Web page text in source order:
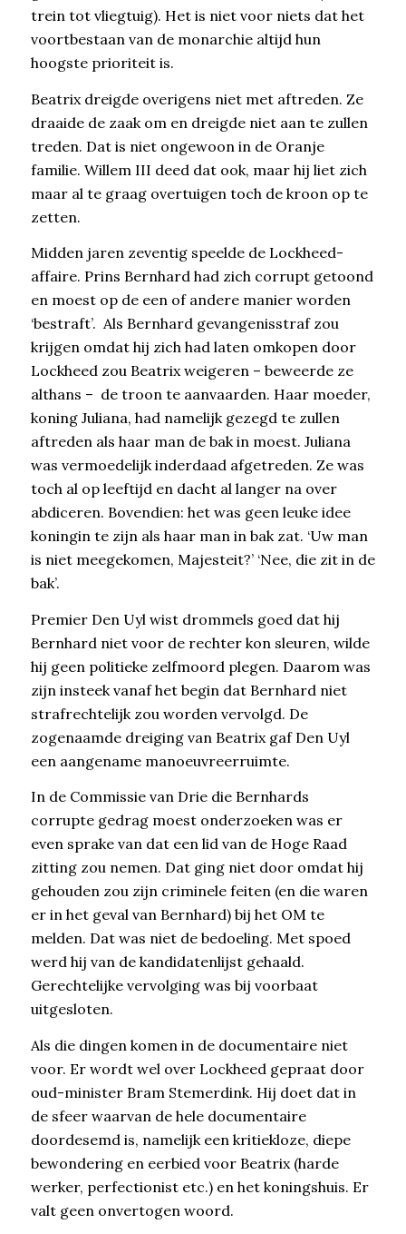
trein tot vliegtuig). Het is niet voor niets dat het
voortbestaan van de monarchie altijd hun
hoogste prioriteit is.
Beatrix dreigde overigens niet met aftreden. Ze
draaide de zaak om en dreigde niet aan te zullen
treden. Dat is niet ongewoon in de Oranje
familie. Willem III deed dat ook, maar hij liet zich
maar al te graag overtuigen toch de kroon op te
zetten.
Midden jaren zeventig speelde de Lockheed-
affaire. Prins Bernhard had zich corrupt getoond
en moest op de een of andere manier worden
‘bestraft’. Als Bernhard gevangenisstraf zou
krijgen omdat hij zich had laten omkopen door
Lockheed zou Beatrix weigeren – beweerde ze
althans – de troon te aanvaarden. Haar moeder,
koning Juliana, had namelijk gezegd te zullen
aftreden als haar man de bak in moest. Juliana
was vermoedelijk inderdaad afgetreden. Ze was
toch al op leeftijd en dacht al langer na over
abdiceren. Bovendien: het was geen leuke idee
koningin te zijn als haar man in bak zat. ‘Uw man
is niet meegekomen, Majesteit?’ ‘Nee, die zit in de
bak’.
Premier Den Uyl wist drommels goed dat hij
Bernhard niet voor de rechter kon sleuren, wilde
hij geen politieke zelfmoord plegen. Daarom was
zijn insteek vanaf het begin dat Bernhard niet
strafrechtelijk zou worden vervolgd. De
zogenaamde dreiging van Beatrix gaf Den Uyl
een aangename manoeuvreerruimte.
In de Commissie van Drie die Bernhards
corrupte gedrag moest onderzoeken was er
even sprake van dat een lid van de Hoge Raad
zitting zou nemen. Dat ging niet door omdat hij
gehouden zou zijn criminele feiten (en die waren
er in het geval van Bernhard) bij het OM te
melden. Dat was niet de bedoeling. Met spoed
werd hij van de kandidatenlijst gehaald.
Gerechtelijke vervolging was bij voorbaat
uitgesloten.
Als die dingen komen in de documentaire niet
voor. Er wordt wel over Lockheed gepraat door
oud-minister Bram Stemerdink. Hij doet dat in
de sfeer waarvan de hele documentaire
doordesemd is, namelijk een kritiekloze, diepe
bewondering en eerbied voor Beatrix (harde
werker, perfectionist etc.) en het koningshuis. Er
valt geen onvertogen woord.